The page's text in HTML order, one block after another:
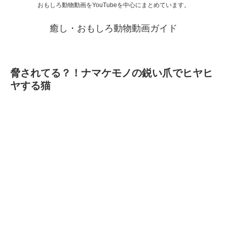
おもしろ動物動画をYouTubeを中心にまとめています。
癒し・おもしろ動物動画ガイド
脅されてる？！ナマケモノの鋭い爪でヒヤヒ
ヤする猫